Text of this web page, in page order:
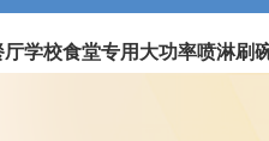
学校食堂专用大功率喷淋刷